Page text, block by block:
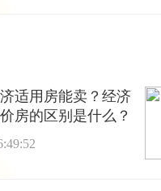
适用房能卖？经济
房的区别是什么？